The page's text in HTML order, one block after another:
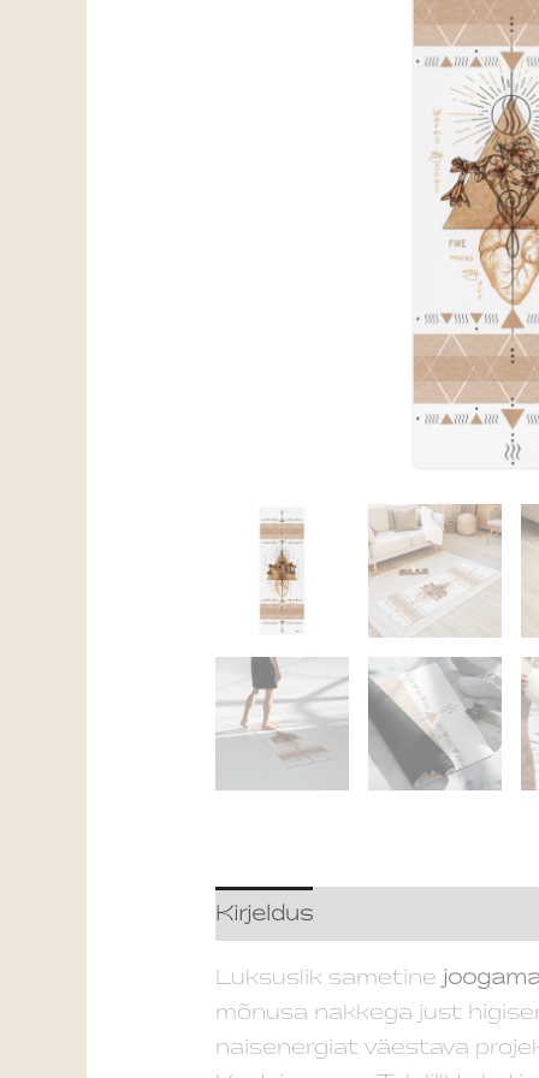
Kirjeldus
Luksuslik sametine
mõnusa nakkega just
naisenergiat väestava